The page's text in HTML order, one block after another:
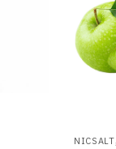
NICSALT,